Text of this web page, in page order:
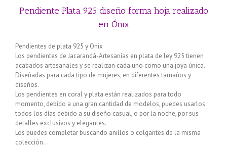
Pendiente Plata 925 diseño forma hoja realizado
en Ónix
Pendientes de plata 925 y Onix
Los pendientes de Jacarandá-Artesanías en plata de ley 925 tienen
acabados artesanales y se realizan cada uno como una joya única.
Diseñadas para cada tipo de mujeres, en diferentes tamaños y
diseños.
Los pendientes en coral y plata están realizados para todo
momento, debido a una gran cantidad de modelos, puedes usarlos
todos los días debido a su diseño casual, o por la noche, por sus
detalles exclusivos y elegantes.
Los puedes completar buscando anillos o colgantes de la misma
colección….